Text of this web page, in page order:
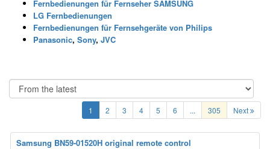
Fernbedienungen für Fernseher SAMSUNG
LG Fernbedienungen
Fernbedienungen für Fernsehgeräte von Philips
Panasonic, Sony, JVC
1 2 3 4 5 6 ... 305 Next
Samsung BN59-01520H original remote control